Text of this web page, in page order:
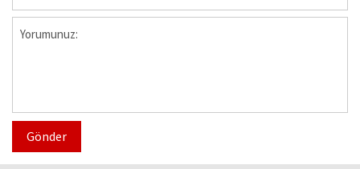
Gönder